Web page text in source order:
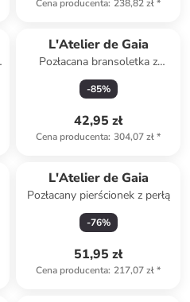
Cena producenta: 238,82 zł*
L'Atelier de Gaia
Pozłacana bransoletka z
perłami i cyrkoniami
-85%
42,95 zł
Cena producenta: 304,07 zł*
L'Atelier de Gaia
Pozłacany pierścionek z perłą
-76%
51,95 zł
Cena producenta: 217,07 zł*